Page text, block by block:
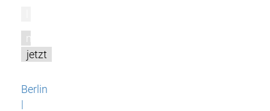
m
jetzt
Berlin
|